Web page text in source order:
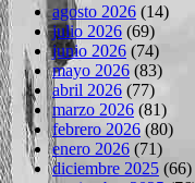
agosto 2026 (14)
julio 2026 (69)
junio 2026 (74)
mayo 2026 (83)
abril 2026 (77)
marzo 2026 (81)
febrero 2026 (80)
enero 2026 (71)
diciembre 2025 (66)